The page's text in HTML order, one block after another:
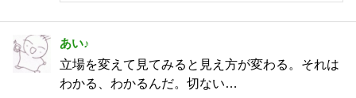
あい♪
立場を変えて見てみると見え方が変わる。それは
わかる、わかるんだ。切ない…